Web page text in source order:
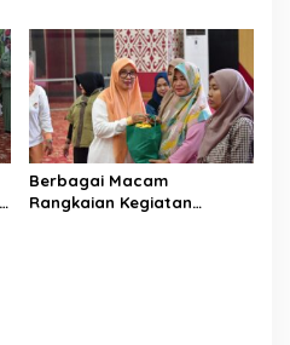
Yang Memukau
Berbagai Macam
Rangkaian Kegiatan